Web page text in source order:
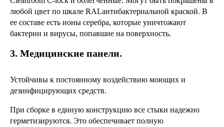
любой цвет по шкале RALантибактериальной краской. В
ее составе есть ионы серебра, которые уничтожают
бактерии и вирусы, попавшие на поверхность.
3. Медицинские панели.
Устойчивы к постоянному воздействию моющих и
дезинфицирующих средств.
При сборке в единую конструкцию все стыки надежно
герметизируются. Это обеспечивает полную